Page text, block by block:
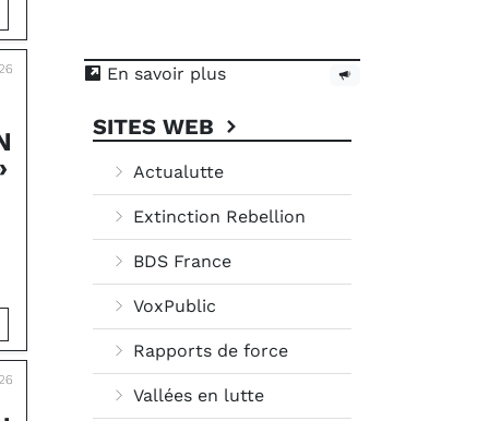
En savoir plus
SITES WEB
Actualutte
Extinction Rebellion
BDS France
VoxPublic
Rapports de force
Vallées en lutte